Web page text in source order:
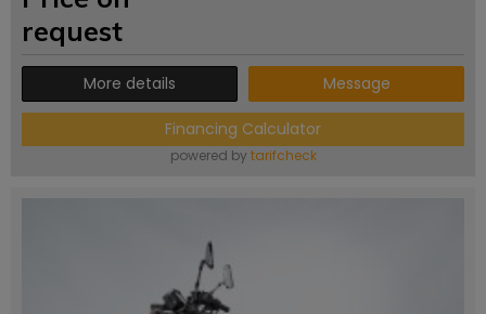
request
More details Message
Financing Calculator
powered by tarifcheck